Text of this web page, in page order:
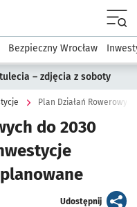
Dla mieszkańca
Bezpieczny Wrocław
– zdjęcia z soboty
do 2030
Udostępnijartykuł